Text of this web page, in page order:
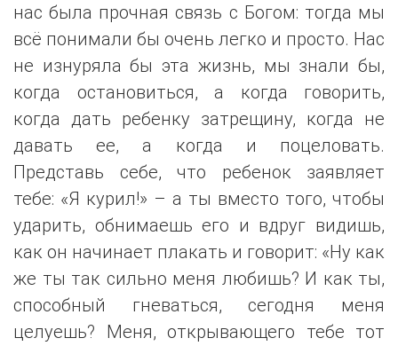
нас была прочная связь с Богом: тогда мы
всё понимали бы очень легко и просто. Нас
не изнуряла бы эта жизнь, мы знали бы,
когда остановиться, а когда говорить,
когда дать ребенку затрещину, когда не
давать ее, а когда и поцеловать.
Представь себе, что ребенок заявляет
тебе: «Я курил!» – а ты вместо того, чтобы
ударить, обнимаешь его и вдруг видишь,
как он начинает плакать и говорит: «Ну как
же ты так сильно меня любишь? И как ты,
способный гневаться, сегодня меня
целуешь? Меня, открывающего тебе тот